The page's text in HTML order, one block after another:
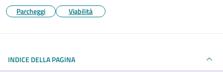
Parcheggi Viabilità
INDICE DELLA PAGINA